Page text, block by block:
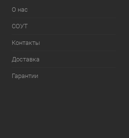
О нас
СОУТ
Контакты
Доставка
Гарантии